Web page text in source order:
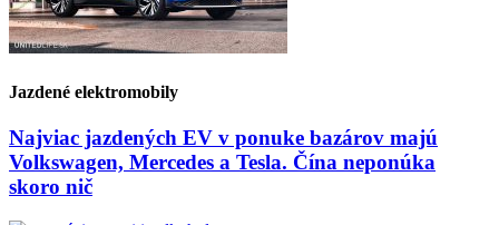
Jazdené elektromobily
Najviac jazdených EV v ponuke bazárov majú
Volkswagen, Mercedes a Tesla. Čína neponúka
skoro nič